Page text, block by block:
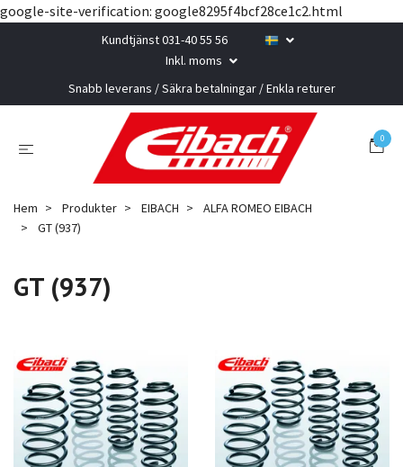
google-site-verification: google8295f4bcf28ce1c2.html
Kundtjänst 031-40 55 56
Inkl. moms
Snabb leverans / Säkra betalningar / Enkla returer
0
Hem Produkter EIBACH
ALFA ROMEO EIBACH
GT (937)
GT (937)